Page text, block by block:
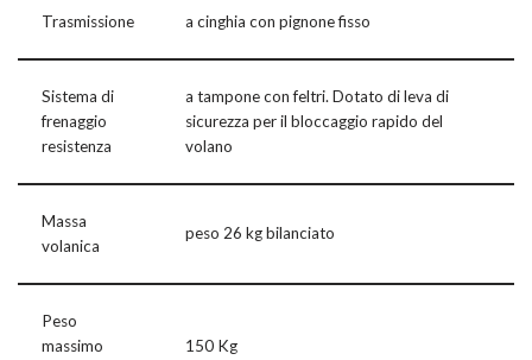
Trasmissione a cinghia con pignone fisso
Sistema di
frenaggio
resistenza
a tampone con feltri. Dotato di leva di
sicurezza per il bloccaggio rapido del
volano
Massa
volanica
peso 26 kg bilanciato
Peso
massimo
150 Kg